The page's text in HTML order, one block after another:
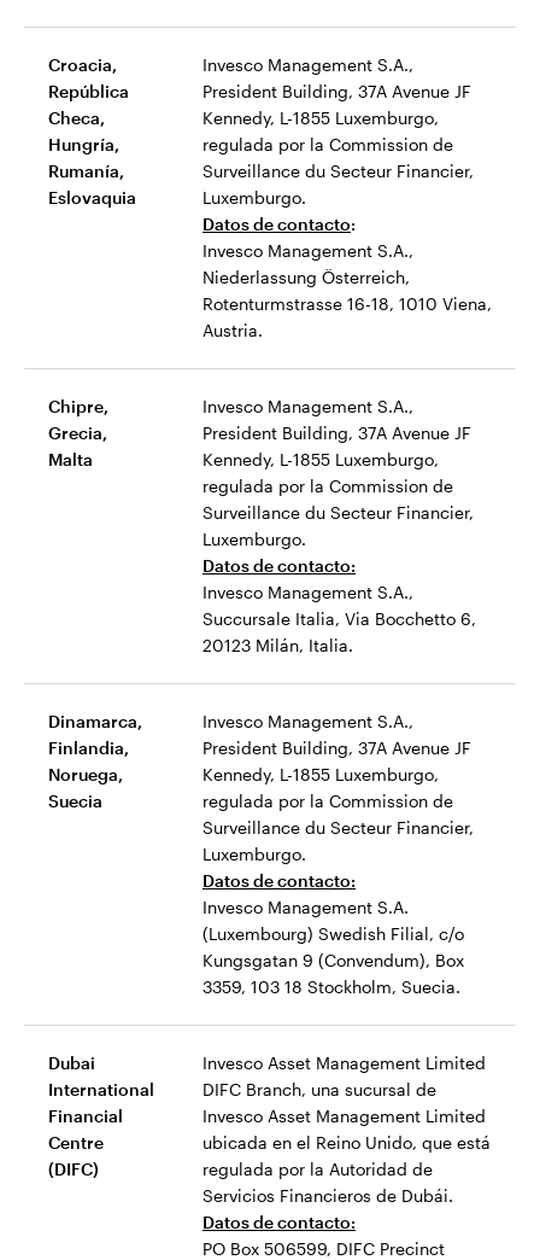
Croacia,
República
Checa,
Hungría,
Rumanía,
Eslovaquia
Invesco Management S.A.,
President Building, 37A Avenue JF
Kennedy, L-1855 Luxemburgo,
regulada por la Commission de
Surveillance du Secteur Financier,
Luxemburgo.
Datos de contacto:
Invesco Management S.A.,
Niederlassung Österreich,
Rotenturmstrasse 16-18, 1010 Viena,
Austria.
Chipre,
Grecia,
Malta
Invesco Management S.A.,
President Building, 37A Avenue JF
Kennedy, L-1855 Luxemburgo,
regulada por la Commission de
Surveillance du Secteur Financier,
Luxemburgo.
Datos de contacto:
Invesco Management S.A.,
Succursale Italia, Via Bocchetto 6,
20123 Milán, Italia.
Dinamarca,
Finlandia,
Noruega,
Suecia
Invesco Management S.A.,
President Building, 37A Avenue JF
Kennedy, L-1855 Luxemburgo,
regulada por la Commission de
Surveillance du Secteur Financier,
Luxemburgo.
Datos de contacto:
Invesco Management S.A.
(Luxembourg) Swedish Filial, c/o
Kungsgatan 9 (Convendum), Box
3359, 103 18 Stockholm, Suecia.
Dubai
International
Financial
Centre
(DIFC)
Invesco Asset Management Limited
DIFC Branch, una sucursal de
Invesco Asset Management Limited
ubicada en el Reino Unido, que está
regulada por la Autoridad de
Servicios Financieros de Dubái.
Datos de contacto:
PO Box 506599, DIFC Precinct